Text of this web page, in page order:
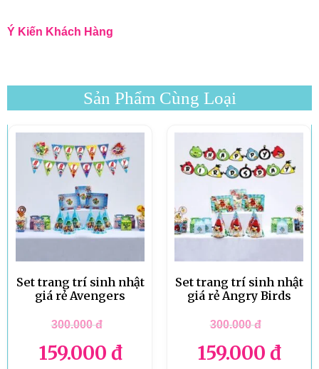
Ý Kiến Khách Hàng
Sản Phẩm Cùng Loại
Set trang trí sinh nhật
giá rẻ Avengers
300.000đ
159.000 đ
Set trang trí sinh nhật
giá rẻ Angry Birds
300.000đ
159.000 đ